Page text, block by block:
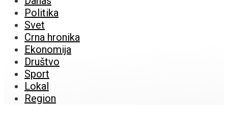
Politika
Svet
Crna hronika
Ekonomija
Društvo
Sport
Lokal
Region